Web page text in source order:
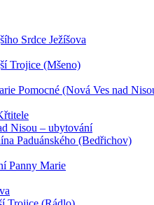
Srdce Ježíšova
Trojice (Mšeno)
Pomocné (Nová Ves nad
Nisou – ubytování
Paduánského (Bedřichov)
Panny Marie